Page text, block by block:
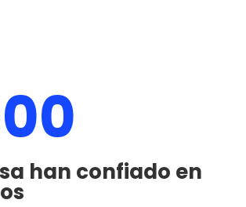
han confiado en